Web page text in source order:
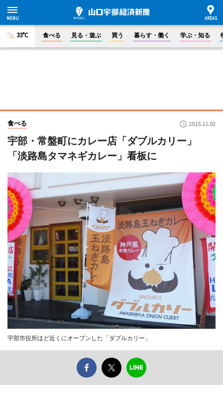
33°C 食べる 見る・遊ぶ 買う 暮らす・働く 学ぶ・知る
食べる 2015.11.02
宇部・常盤町にカレー店「ダブルカリー」
「淡路島タマネギカレー」看板に
宇部市役所ほど近くにオープンした「ダブルカリー」